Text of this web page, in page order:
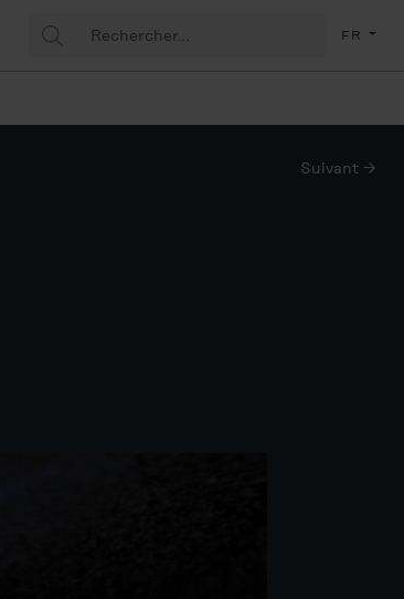
Rechercher
FR
Suivant →